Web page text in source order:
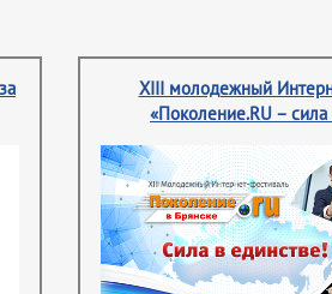
XIII молодежный
«Поколение.RU – сила